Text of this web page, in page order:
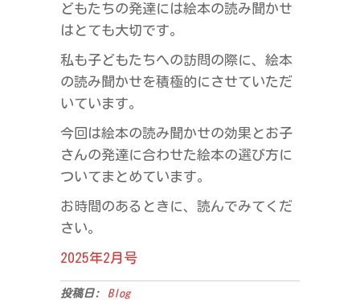
どもたちの発達には絵本の読み聞かせ
はとても大切です。
私も子どもたちへの訪問の際に、絵本
の読み聞かせを積極的にさせていただ
いています。
今回は絵本の読み聞かせの効果とお子
さんの発達に合わせた絵本の選び方に
ついてまとめています。
お時間のあるときに、読んでみてくだ
さい。
2025年2月号
投稿日: Blog